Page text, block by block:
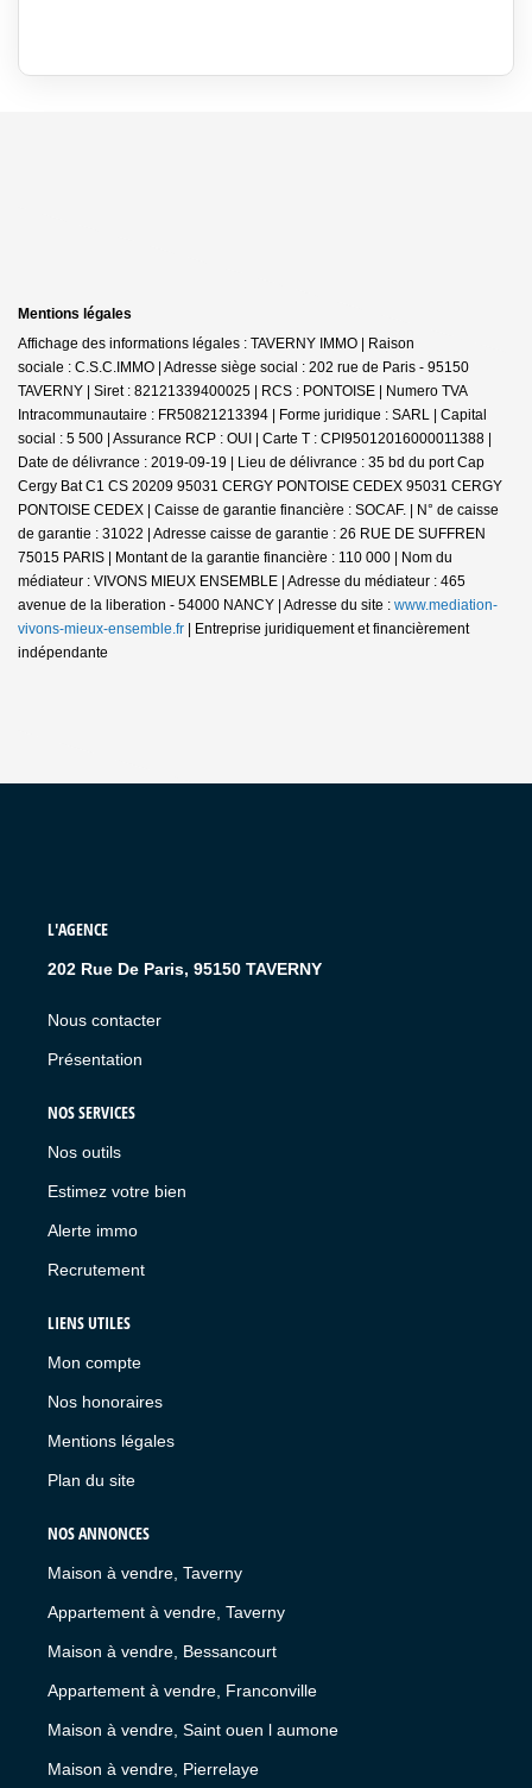
Mentions légales
Affichage des informations légales : TAVERNY IMMO | Raison
sociale : C.S.C.IMMO | Adresse siège social : 202 rue de Paris - 95150
TAVERNY | Siret : 82121339400025 | RCS : PONTOISE | Numero TVA
Intracommunautaire : FR50821213394 | Forme juridique : SARL | Capital
social : 5 500 | Assurance RCP : OUI | Carte T : CPI95012016000011388 |
Date de délivrance : 2019-09-19 | Lieu de délivrance : 35 bd du port Cap
Cergy Bat C1 CS 20209 95031 CERGY PONTOISE CEDEX 95031 CERGY
PONTOISE CEDEX | Caisse de garantie financière : SOCAF. | N° de caisse
de garantie : 31022 | Adresse caisse de garantie : 26 RUE DE SUFFREN
75015 PARIS | Montant de la garantie financière : 110 000 | Nom du
médiateur : VIVONS MIEUX ENSEMBLE | Adresse du médiateur : 465
avenue de la liberation - 54000 NANCY | Adresse du site : www.mediation-
vivons-mieux-ensemble.fr | Entreprise juridiquement et financièrement
indépendante
L'AGENCE
202 Rue De Paris, 95150 TAVERNY
Nous contacter
Présentation
NOS SERVICES
Nos outils
Estimez votre bien
Alerte immo
Recrutement
LIENS UTILES
Mon compte
Nos honoraires
Mentions légales
Plan du site
NOS ANNONCES
Maison à vendre, Taverny
Appartement à vendre, Taverny
Maison à vendre, Bessancourt
Appartement à vendre, Franconville
Maison à vendre, Saint ouen l aumone
Maison à vendre, Pierrelaye